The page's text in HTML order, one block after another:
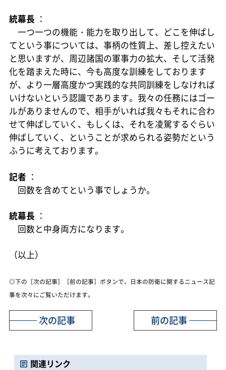
統幕長 ：
一つ一つの機能・能力を取り出して、どこを伸ばし
てという事については、事柄の性質上、差し控えたい
と思いますが、周辺諸国の軍事力の拡大、そして活発
化を踏まえた時に、今も高度な訓練をしております
が、より一層高度かつ実践的な共同訓練をしなければ
いけないという認識であります。我々の任務にはゴー
ルがありませんので、相手がいれば我々もそれに合わ
せて伸ばしていく、もしくは、それを凌駕するぐらい
伸ばしていく、ということが求められる姿勢だという
ふうに考えております。
記者 ：
回数を含めてという事でしょうか。
統幕長 ：
回数と中身両方になります。
（以上）
◎下の［次の記事］［前の記事］ボタンで、日本の防衛に関するニュース記
事を次々にご覧いただけます。
前の記事
次の記事
関連リンク